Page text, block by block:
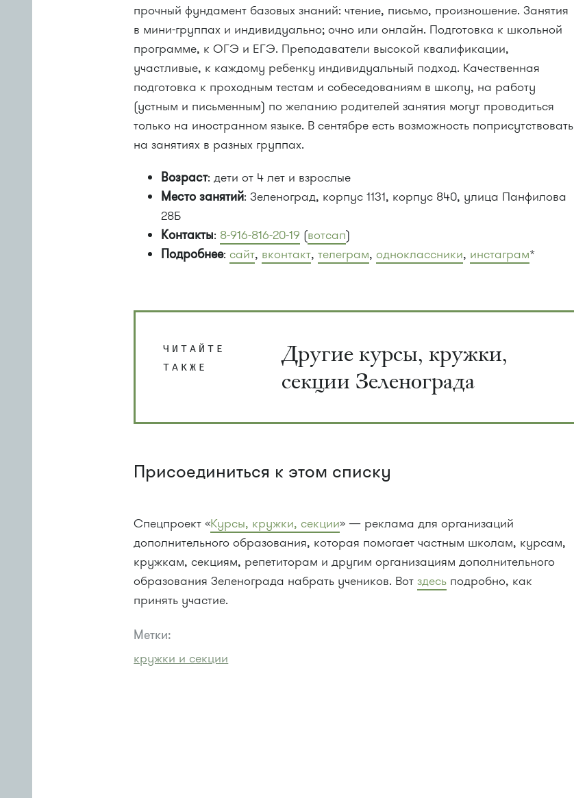
прочный фундамент базовых знаний: чтение, письмо, произношение. Занятия
в мини-группах и индивидуально; очно или онлайн. Подготовка к школьной
программе, к ОГЭ и ЕГЭ. Преподаватели высокой квалификации,
участливые, к каждому ребенку индивидуальный подход. Качественная
подготовка к проходным тестам и собеседованиям в школу, на работу
(устным и письменным) по желанию родителей занятия могут проводиться
только на иностранном языке. В сентябре есть возможность поприсутствовать
на занятиях в разных группах.
Возраст: дети от 4 лет и взрослые
Место занятий: Зеленоград, корпус 1131, корпус 840, улица Панфилова
28Б
Контакты: 8-916-816-20-19 (вотсап)
Подробнее: сайт, вконтакт,телеграм,одноклассники, инстаграм*
ЧИТАЙТЕ
ТАКЖЕ
Другие курсы, кружки,
секции Зеленограда
Присоединиться к этом списку
Спецпроект «Курсы, кружки, секции» — реклама для организаций
дополнительного образования, которая помогает частным школам, курсам,
кружкам, секциям, репетиторам и другим организациям дополнительного
образования Зеленограда набрать учеников. Вотздесь подробно, как
принять участие.
Метки:
кружки и секции